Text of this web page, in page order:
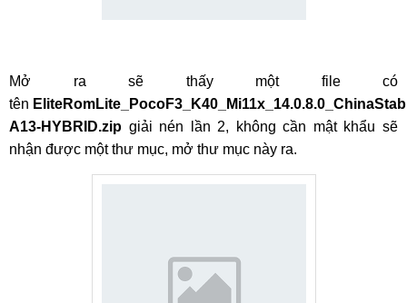
Mở ra sẽ thấy một file có
tên
A13-HYBRID.zip giải nén lần 2, không cần mật khẩu sẽ
nhận được một thư mục, mở thư mục này ra.